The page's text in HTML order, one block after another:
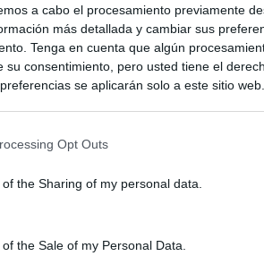
a cabo el procesamiento previamente
más detallada y cambiar sus
Tenga en cuenta que algún
su consentimiento, pero usted tiene el
se aplicarán solo a este sitio
Opt Outs
the Sharing of my personal data.
the Sale of my Personal Data.
señaló por la compra del ático: "Lo que no se dice
destinar directamente la venta del ático de